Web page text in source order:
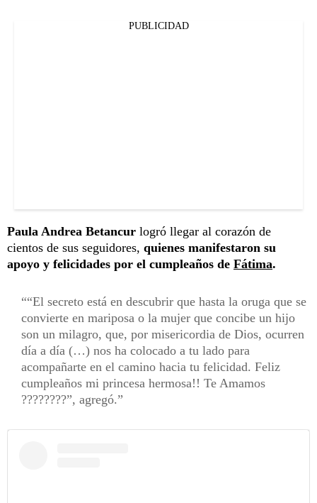
PUBLICIDAD
Paula Andrea Betancur logró llegar al corazón de
cientos de sus seguidores, quienes manifestaron su
apoyo y felicidades por el cumpleaños de Fátima.
“El secreto está en descubrir que hasta la oruga que se
convierte en mariposa o la mujer que concibe un hijo
son un milagro, que, por misericordia de Dios, ocurren
día a día (…) nos ha colocado a tu lado para
acompañarte en el camino hacia tu felicidad. Feliz
cumpleaños mi princesa hermosa!! Te Amamos
????????”, agregó.